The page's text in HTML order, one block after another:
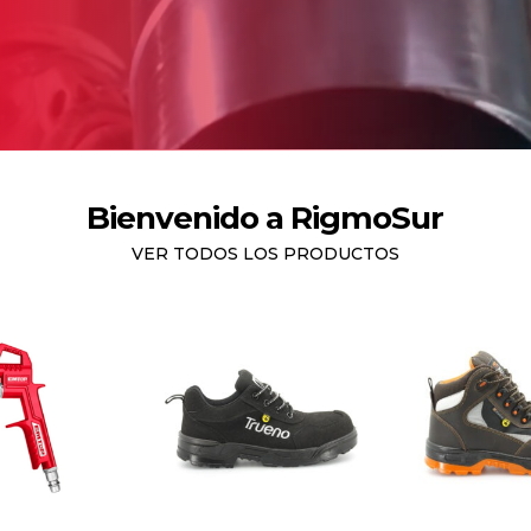
Bienvenido a RigmoSur
VER TODOS LOS PRODUCTOS